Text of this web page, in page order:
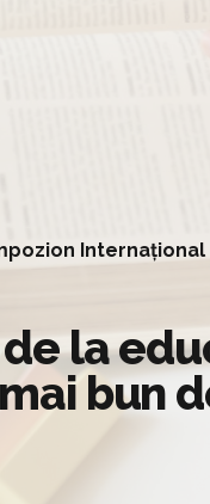
Internațional
la
bun